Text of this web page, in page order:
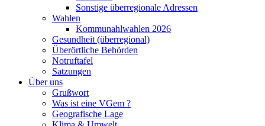
Sonstige überregionale Adressen
Wahlen
Kommunahlwahlen 2026
Gesundheit (überregional)
Überörtliche Behörden
Notruftafel
Satzungen
Über uns
Grußwort
Was ist eine VGem ?
Geografische Lage